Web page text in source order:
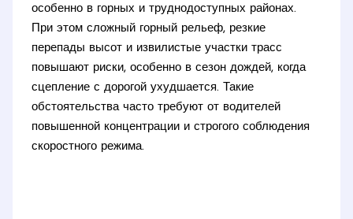
особенно в горных и труднодоступных районах.
При этом сложный горный рельеф, резкие
перепады высот и извилистые участки трасс
повышают риски, особенно в сезон дождей, когда
сцепление с дорогой ухудшается. Такие
обстоятельства часто требуют от водителей
повышенной концентрации и строгого соблюдения
скоростного режима.